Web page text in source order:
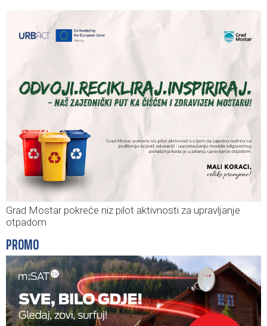
Grad Mostar pokreće niz pilot aktivnosti za upravljanje
otpadom
PROMO